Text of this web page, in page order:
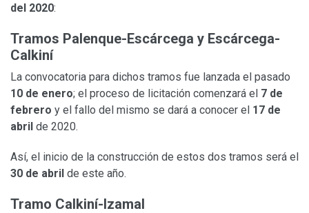
del 2020:
Tramos Palenque-Escárcega y Escárcega-
Calkiní
La convocatoria para dichos tramos fue lanzada el pasado
10 de enero; el proceso de licitación comenzará el 7 de
febrero y el fallo del mismo se dará a conocer el 17 de
abril de 2020.
Así, el inicio de la construcción de estos dos tramos será el
30 de abril de este año.
Tramo Calkiní-Izamal